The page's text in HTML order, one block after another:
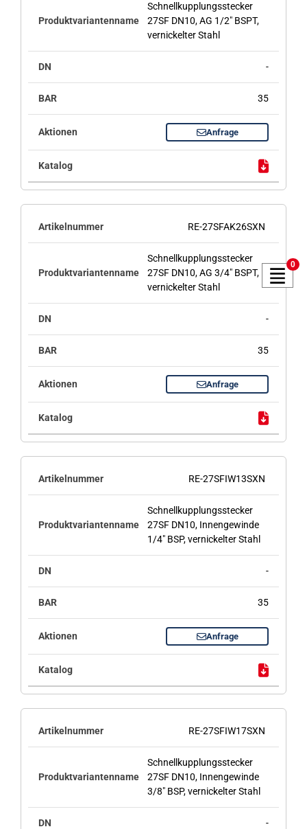
Schnellkupplungsstecker
27SF DN10, AG 1/2" BSPT,
vernickelter Stahl
-
35
Anfrage
RE-27SFAK26SXN
Schnellkupplungsstecker
27SF DN10, AG 3/4" BSPT,
vernickelter Stahl
-
35
Anfrage
RE-27SFIW13SXN
Schnellkupplungsstecker
27SF DN10, Innengewinde
1/4" BSP, vernickelter Stahl
-
35
Anfrage
RE-27SFIW17SXN
Schnellkupplungsstecker
27SF DN10, Innengewinde
3/8" BSP, vernickelter Stahl
-
0